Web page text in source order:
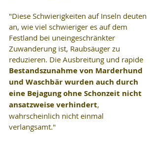
"Diese Schwierigkeiten auf Inseln deuten
an, wie viel schwieriger es auf dem
Festland bei uneingeschränkter
Zuwanderung ist, Raubsäuger zu
reduzieren. Die Ausbreitung und rapide
Bestandszunahme von Marderhund
und Waschbär wurden auch durch
eine Bejagung ohne Schonzeit nicht
ansatzweise verhindert,
wahrscheinlich nicht einmal
verlangsamt."